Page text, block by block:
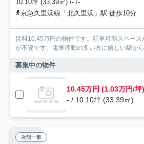
10.10坪 (33.39㎡) /- /-
京急久里浜線「北久里浜」駅 徒歩10分
賃料10.45万円の物件です。駐車可能スペー
が不要です。電車移動の多い方に嬉しい駅か
募集中の物件
10.45万円 (1.03万円/坪)
- / 10.10坪 (33.39㎡)
店舗一部